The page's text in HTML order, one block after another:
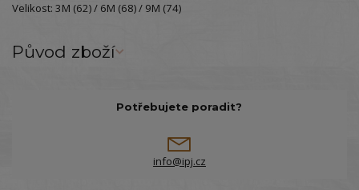
Velikost: 3M (62) / 6M (68) / 9M (74)
Původ zboží
Potřebujete poradit?
info@ipj.cz